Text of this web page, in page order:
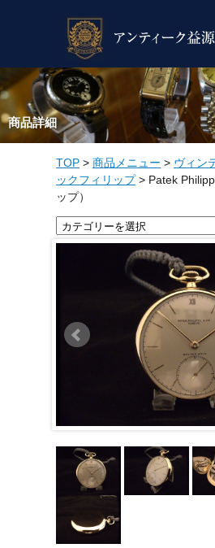
商品詳細
TOP > 商品メニュー > ヴィン
ックフィリップ> Patek
ップ）